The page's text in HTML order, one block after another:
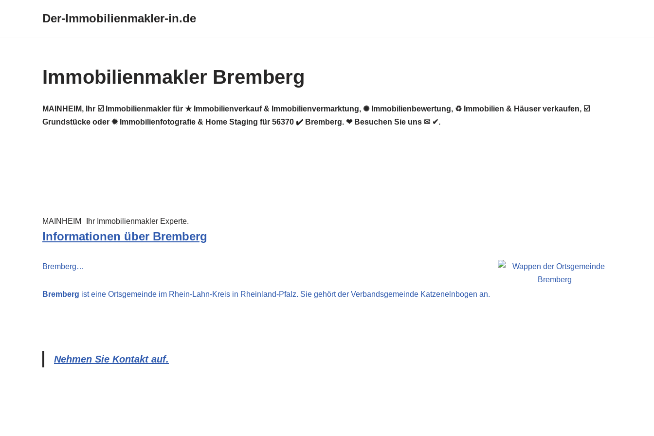
Der-Immobilienmakler-in.de
Immobilienmakler Bremberg
MAINHEIM, Ihr ☑️ Immobilienmakler für ★ Immobilienverkauf & Immobilienvermarktung, ✺ Immobilienbewertung, ♻ Immobilien & Häuser verkaufen, ☑️
Grundstücke oder ✹ Immobilienfotografie & Home Staging für 56370 ✔️ Bremberg. ❤ Besuchen Sie uns ✉ ✔.
MAINHEIM Ihr Immobilienmakler Experte.
Informationen über Bremberg
Bremberg…
Bremberg ist eine Ortsgemeinde im Rhein-Lahn-Kreis in Rheinland-Pfalz. Sie gehört der Verbandsgemeinde Katzenelnbogen an.
Nehmen Sie Kontakt auf.